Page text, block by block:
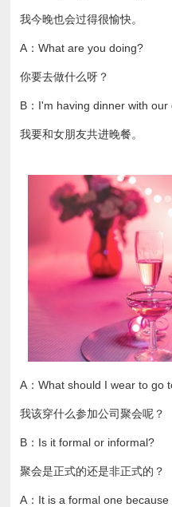
我今晚也会过得很愉快。
A：What are you doing?
你要去做什么呀？
B：I'm having dinner with our
我要和女朋友共进晚餐。
A：What should I wear to go
我该穿什么参加公司聚会呢？
B：Is it formal or informal?
聚会是正式的还是非正式的？
A：It is a formal one